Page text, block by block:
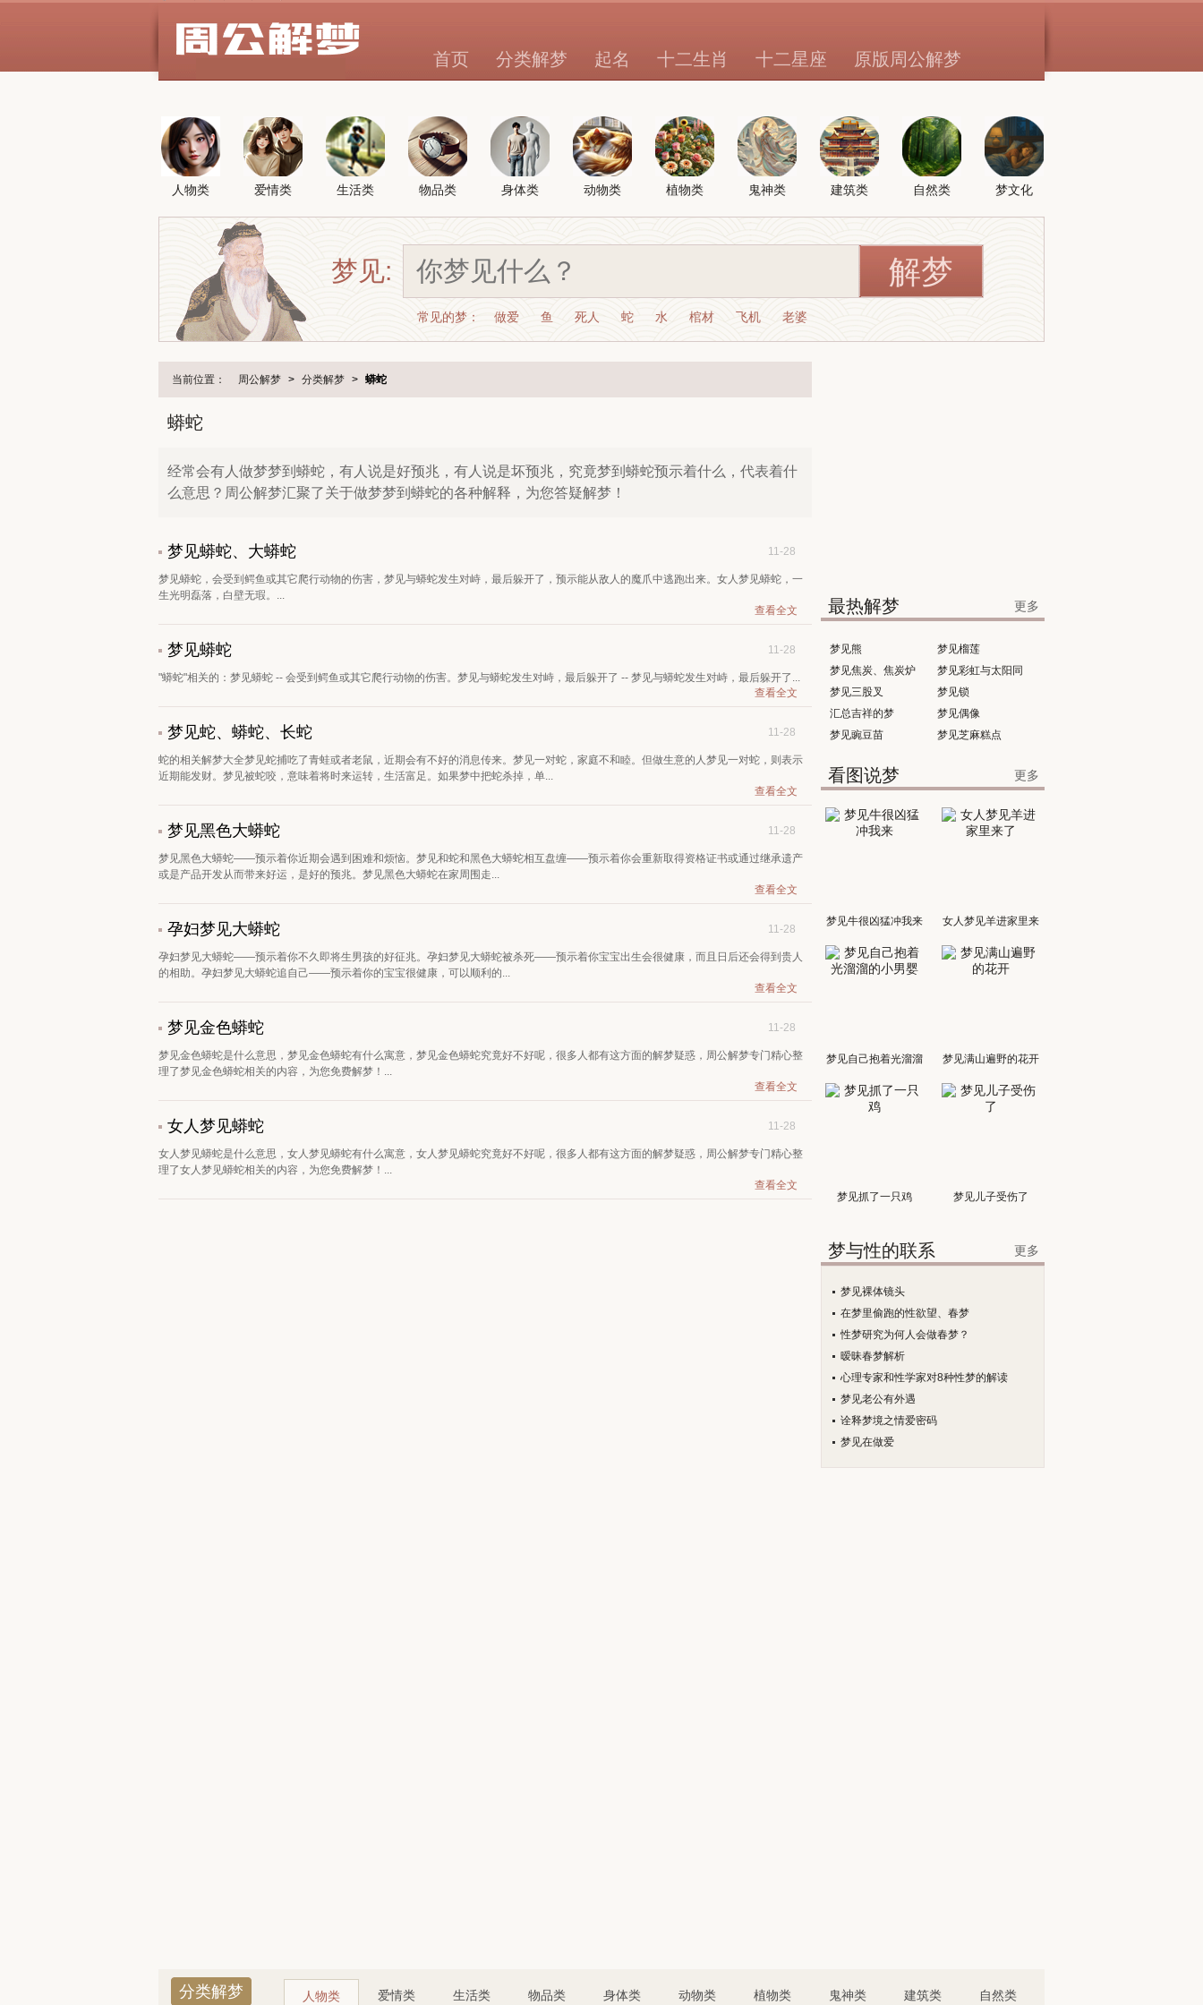
首页 分类解梦 起名 十二生肖 十二星座 原版周公解梦
人物类 爱情类 生活类 物品类 身体类 动物类 植物类 鬼神类 建筑类 自然类 梦文化
梦见:
常见的梦： 做爱 鱼 死人 蛇 水 棺材 飞机 老婆
当前位置： 周公解梦 > 分类解梦 > 蟒蛇
蟒蛇
经常会有人做梦梦到蟒蛇，有人说是好预兆，有人说是坏预兆，究竟梦到蟒蛇预示着什么，代表着什
么意思？周公解梦汇聚了关于做梦梦到蟒蛇的各种解释，为您答疑解梦！
梦见蟒蛇、大蟒蛇 11-28
梦见蟒蛇，会受到鳄鱼或其它爬行动物的伤害，梦见与蟒蛇发生对峙，最后躲开了，预示能从敌人的魔爪中逃跑出来。女人梦见蟒蛇，一
生光明磊落，白壁无瑕。...
查看全文
梦见蟒蛇 11-28
"蟒蛇"相关的：梦见蟒蛇 -- 会受到鳄鱼或其它爬行动物的伤害。梦见与蟒蛇发生对峙，最后躲开了 -- 梦见与蟒蛇发生对峙，最后躲开了...
查看全文
梦见蛇、蟒蛇、长蛇 11-28
蛇的相关解梦大全梦见蛇捕吃了青蛙或者老鼠，近期会有不好的消息传来。梦见一对蛇，家庭不和睦。但做生意的人梦见一对蛇，则表示
近期能发财。梦见被蛇咬，意味着将时来运转，生活富足。如果梦中把蛇杀掉，单...
查看全文
梦见黑色大蟒蛇 11-28
梦见黑色大蟒蛇——预示着你近期会遇到困难和烦恼。梦见和蛇和黑色大蟒蛇相互盘缠——预示着你会重新取得资格证书或通过继承遗产
或是产品开发从而带来好运，是好的预兆。梦见黑色大蟒蛇在家周围走...
查看全文
孕妇梦见大蟒蛇 11-28
孕妇梦见大蟒蛇——预示着你不久即将生男孩的好征兆。孕妇梦见大蟒蛇被杀死——预示着你宝宝出生会很健康，而且日后还会得到贵人
的相助。孕妇梦见大蟒蛇追自己——预示着你的宝宝很健康，可以顺利的...
查看全文
梦见金色蟒蛇 11-28
梦见金色蟒蛇是什么意思，梦见金色蟒蛇有什么寓意，梦见金色蟒蛇究竟好不好呢，很多人都有这方面的解梦疑惑，周公解梦专门精心整
理了梦见金色蟒蛇相关的内容，为您免费解梦！...
查看全文
女人梦见蟒蛇 11-28
女人梦见蟒蛇是什么意思，女人梦见蟒蛇有什么寓意，女人梦见蟒蛇究竟好不好呢，很多人都有这方面的解梦疑惑，周公解梦专门精心整
理了女人梦见蟒蛇相关的内容，为您免费解梦！...
查看全文
最热解梦 更多
梦见熊
梦见榴莲
梦见焦炭、焦炭炉
梦见彩虹与太阳同
时出现
梦见三股叉
梦见锁
汇总吉祥的梦
梦见偶像
梦见豌豆苗
梦见芝麻糕点
看图说梦 更多
梦见牛很凶猛冲我来 女人梦见羊进家里来
了
梦见自己抱着光溜溜
的小男婴
梦见满山遍野的花开
梦见抓了一只鸡 梦见儿子受伤了
梦与性的联系 更多
梦见裸体镜头
在梦里偷跑的性欲望、春梦
性梦研究为何人会做春梦？
暧昧春梦解析
心理专家和性学家对8种性梦的解读
梦见老公有外遇
诠释梦境之情爱密码
梦见在做爱
分类解梦 人物类 爱情类 生活类 物品类 身体类 动物类 植物类 鬼神类 建筑类 自然类